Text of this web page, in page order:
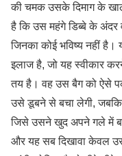
की चमक उसके दिमाग के
है कि उस महंगे डिब्बे के अंदर
जिनका कोई भविष्य नहीं
इलाज है, जो यह स्वीकार
तय है। वह उस बैग को ऐसे
उसे डूबने से बचा लेगी,
जिसे उसने खुद अपने गले में
और यह सब दिखावा केवल